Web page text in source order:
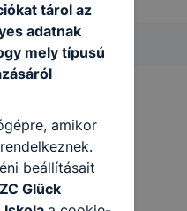
tárol az
adatnak
mely típusú
amikor
beállításait
Glück